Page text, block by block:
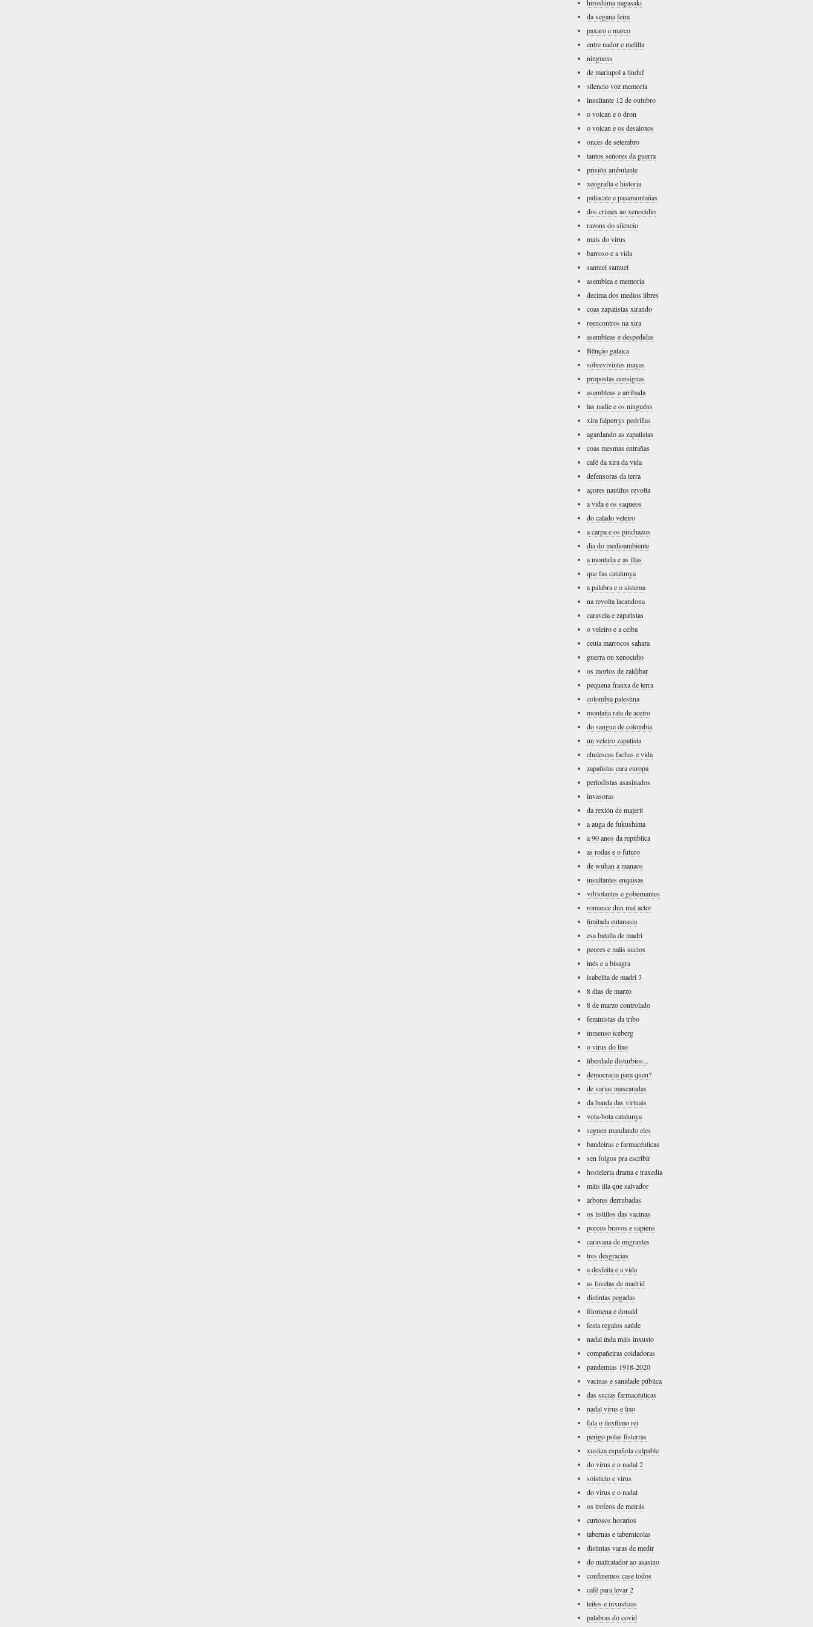
hiroshima nagasaki
da vegana feira
paxaro e marco
entre nador e melilla
ninguens
de mariupol a tinduf
silencio voz memoria
insultante 12 de outubro
o volcan e o dron
o volcan e os desaloxos
onces de setembro
tantos señores da guerra
prisión ambulante
xeografía e historia
paliacate e pasamontañas
dos crimes ao xenocidio
razons do silencio
mais do virus
barroso e a vida
samuel samuel
asemblea e memoria
decima dos medios libres
coas zapatistas xirando
reencontros na xira
asembleas e despedidas
Bênção galaica
sobrevivintes mayas
propostas consignas
asembleas e arribada
las nadie e os ninguéns
xira falperrys pedriñas
agardando as zapatistas
coas mesmas entrañas
café da xira da vida
defensoras da terra
açores nautilus revolta
a vida e os saqueos
do calado veleiro
a carpa e os pinchazos
dia do medioambiente
a montaña e as illas
que fas catalunya
a palabra e o sistema
na revolta lacandona
caravela e zapatistas
o veleiro e a ceiba
ceuta marrocos sahara
guerra ou xenocidio
os mortos de zaldibar
pequena franxa de terra
colombia palestina
montaña rata de aceiro
do sangue de colombia
un veleiro zapatista
chulescas fachas e vida
zapatistas cara europa
periodistas asasinados
invasoras
da rexión de majerit
a auga de fukushima
a 90 anos da república
as rodas e o futuro
de wuhan a manaos
insultantes enquisas
v(b)otantes e gobernantes
romance dun mal actor
limitada eutanasia
esa batalla de madri
peores e máis sucios
inés e a bisagra
isabelita de madri 3
8 dias de marzo
8 de marzo controlado
feministas da tribo
inmenso iceberg
o virus do lixo
liberdade disturbios...
democracia para quen?
de varias mascaradas
da banda das virtuais
vota-bota catalunya
seguen mandando eles
bandeiras e farmacéuticas
sen folgos pra escribir
hosteleria drama e traxedia
máis illa que salvador
árbores derrubadas
os listillos das vacinas
porcos bravos e sapiens
caravana de migrantes
tres desgracias
a desfeita e a vida
as favelas de madrid
distintas pegadas
filomena e donald
festa regalos saúde
nadal índa máis inxusto
compañeiras coidadoras
pandemias 1918-2020
vacinas e sanidade pública
das sucias farmacéuticas
nadal virus e lixo
fala o ilexítimo rei
perigo polas fisterras
xustiza española culpable
do virus e o nadal 2
solsticio e virus
do virus e o nadal
os trofeos de meirás
curiosos horarios
tabernas e tabernicolas
distintas varas de medir
do maltratador ao asasino
confinemos case todos
café para levar 2
teitos e inxustizas
palabras do covid